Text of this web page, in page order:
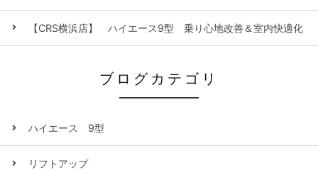
【CRS横浜店】 ハイエース9型 乗り心地改善＆室内快適化
ブログカテゴリ
ハイエース 9型
リフトアップ